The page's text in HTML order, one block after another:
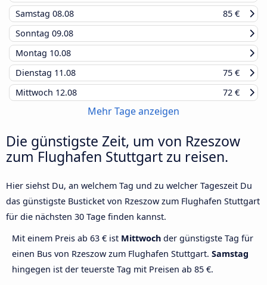
Samstag 08.08
85 €
Sonntag 09.08
Montag 10.08
Dienstag 11.08
75 €
Mittwoch 12.08 72 €
Mehr Tage anzeigen
Die günstigste Zeit, um von Rzeszow
zum Flughafen Stuttgart zu reisen.
Hier siehst Du, an welchem Tag und zu welcher Tageszeit Du
das günstigste Busticket von Rzeszow zum Flughafen Stuttgart
für die nächsten 30 Tage finden kannst.
Mit einem Preis ab 63 € ist Mittwoch der günstigste Tag für
einen Bus von Rzeszow zum Flughafen Stuttgart. Samstag
hingegen ist der teuerste Tag mit Preisen ab 85 €.